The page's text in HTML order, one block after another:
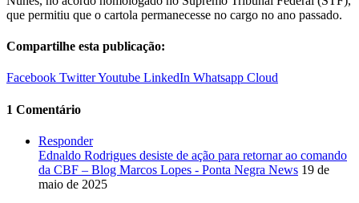
que permitiu que o cartola permanecesse no cargo no ano passado.
Compartilhe esta publicação:
Facebook TwitterYoutube LinkedIn Whatsapp Cloud
1 Comentário
Responder
Ednaldo Rodrigues desiste de ação para retornar ao comando
da CBF – Blog Marcos Lopes - Ponta Negra News 19 de
maio de 2025